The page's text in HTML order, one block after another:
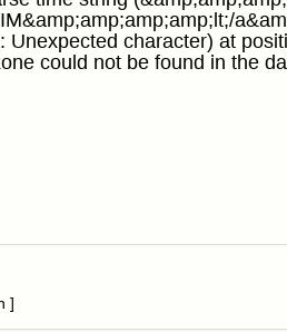
character) at
could not be found in the
]